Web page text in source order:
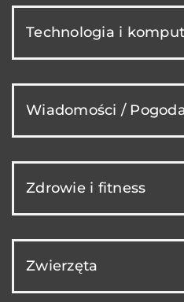
Technologia i
Wiadomości /
Zdrowie i fitness
Zwierzęta